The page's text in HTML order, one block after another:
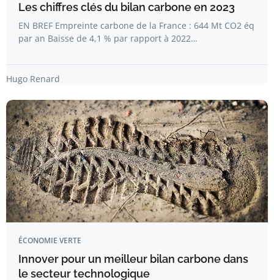
Les chiffres clés du bilan carbone en 2023
EN BREF Empreinte carbone de la France : 644 Mt CO2 éq
par an Baisse de 4,1 % par rapport à 2022…
Hugo Renard
ÉCONOMIE VERTE
Innover pour un meilleur bilan carbone dans
le secteur technologique